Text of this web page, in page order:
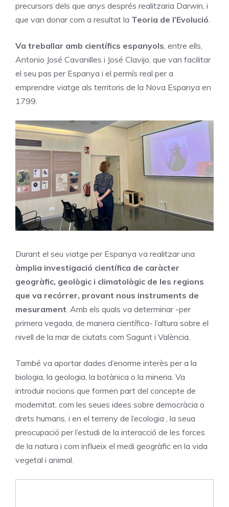
precursors dels que anys després realitzaria Darwin, i
que van donar com a resultat la Teoria de l’Evolució.
Va treballar amb científics espanyols, entre ells,
Antonio José Cavanilles i José Clavijo, que van facilitar
el seu pas per Espanya i el permís real per a
emprendre viatge als territoris de la Nova Espanya en
1799.
Durant el seu viatge per Espanya va realitzar una
àmplia investigació científica de caràcter
geogràfic, geològic i climatològic de les regions
que va recórrer, provant nous instruments de
mesurament . Amb els quals va determinar -per
primera vegada, de manera científica- l’altura sobre el
nivell de la mar de ciutats com Sagunt i València.
També va aportar dades d’enorme interès per a la
biologia, la geologia, la botànica o la mineria. Va
introduir nocions que formen part del concepte de
modernitat, com les seues idees sobre democràcia o
drets humans, i en el terreny de l’ecologia , la seua
preocupació per l’estudi de la interacció de les forces
de la natura i com influeix el medi geogràfic en la vida
vegetal i animal.